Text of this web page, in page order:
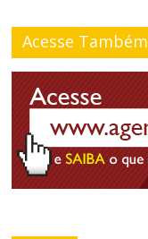
Acesse Também